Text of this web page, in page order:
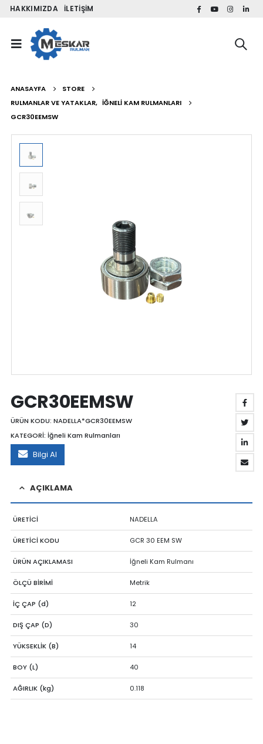
HAKKIMIZDA İLETIŞIM
ANASAYFA
STORE
RULMANLAR VE YATAKLAR, İĞNELI KAM RULMANLARI
GCR30EEMSW
GCR30EEMSW
ÜRÜN KODU: NADELLA*GCR30EEMSW
KATEGORİ: İğneli Kam Rulmanları
Bilgi Al
AÇIKLAMA
ÜRETİCİ NADELLA
ÜRETİCİ KODU GCR 30 EEM SW
ÜRÜN AÇIKLAMASI İğneli Kam Rulmanı
ÖLÇÜ BİRİMİ Metrik
İÇ ÇAP (d) 12
DIŞ ÇAP (D) 30
YÜKSEKLİK (B) 14
BOY (L) 40
AĞIRLIK (kg) 0.118